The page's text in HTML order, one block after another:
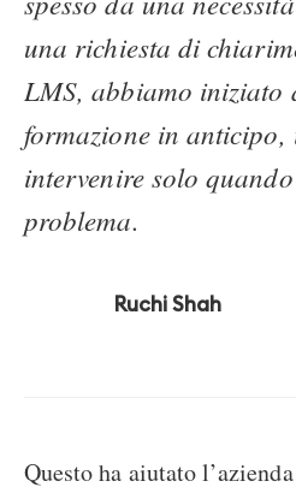
una richiesta di
LMS, abbiamo iniziato
formazione in anticipo,
intervenire solo
problema.
Ruchi Shah
Questo ha aiutato